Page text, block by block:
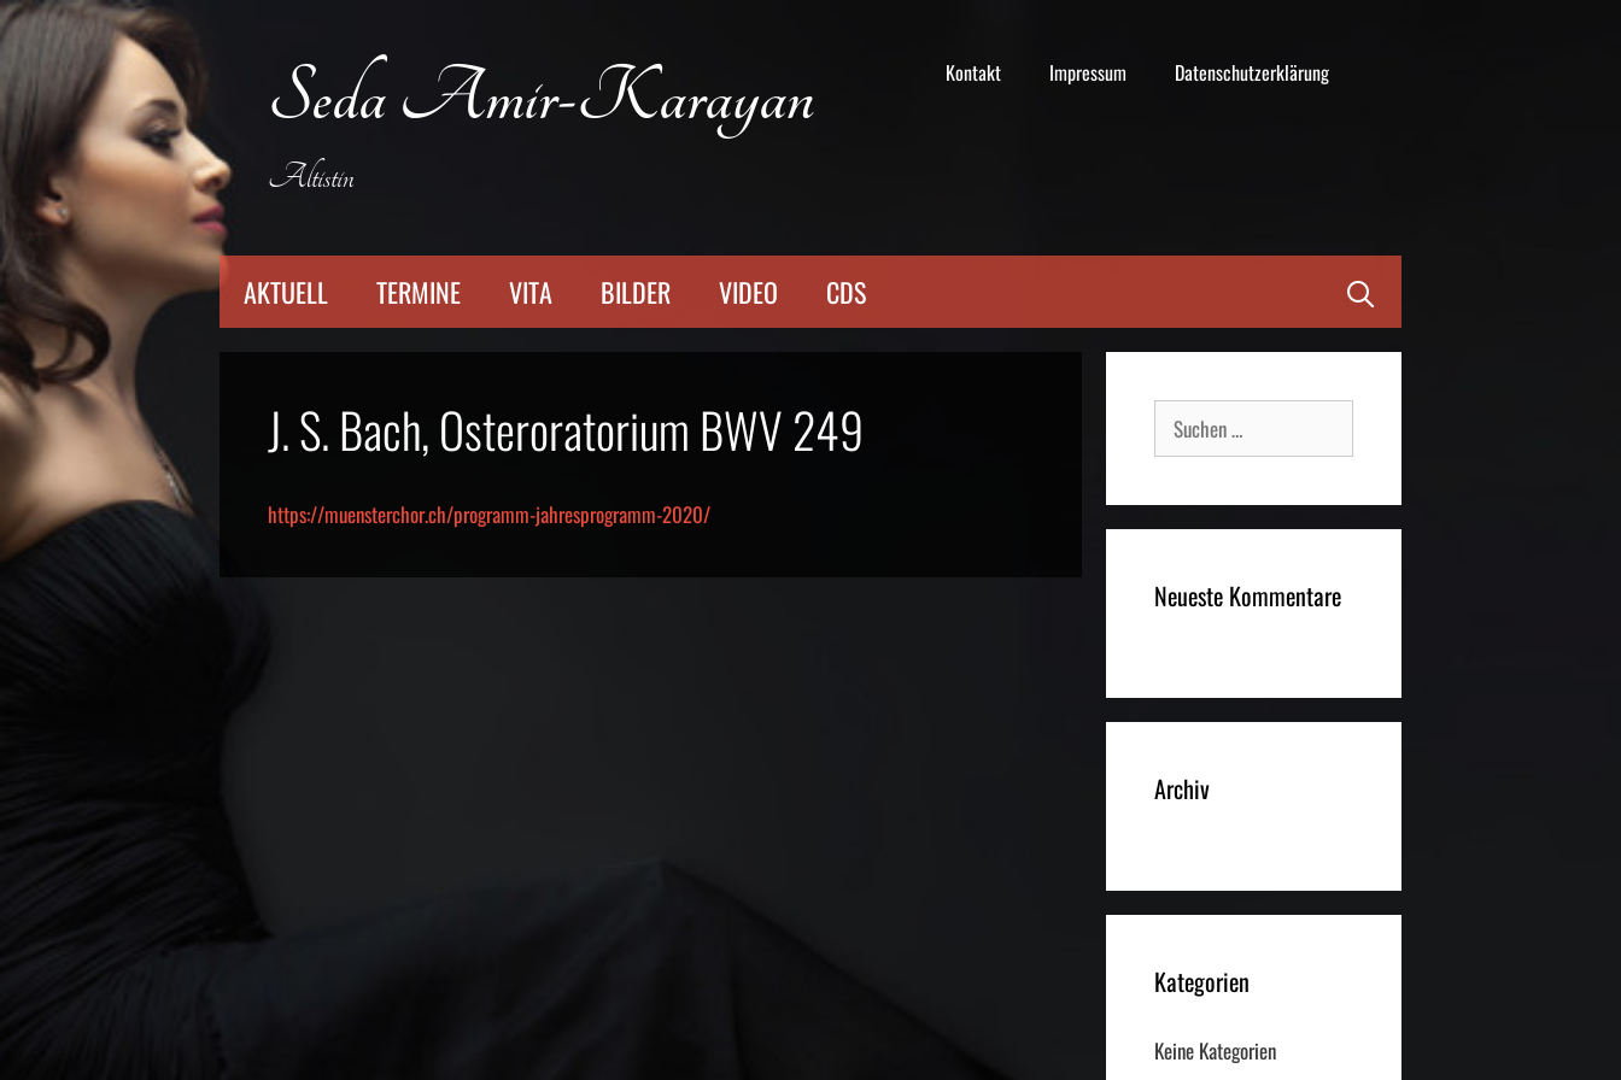
Zum
Inhalt
Kontakt Impressum Datenschutzerklärung
Seda Amir-Karayan
Altistin
AKTUELL TERMINE VITA BILDER VIDEO CDS
J. S. Bach, Osteroratorium BWV 249
https://muensterchor.ch/programm-jahresprogramm-2020/
Suche
nach:
Neueste Kommentare
Archiv
Kategorien
Keine Kategorien